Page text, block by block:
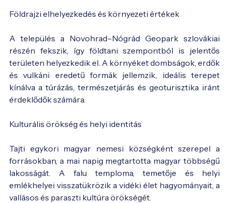
Földrajzi elhelyezkedés és környezeti értékek
A település a Novohrad–Nógrád Geopark szlovákiai
részén fekszik, így földtani szempontból is jelentős
területen helyezkedik el. A környéket dombságok, erdők
és vulkáni eredetű formák jellemzik, ideális terepet
kínálva a túrázás, természetjárás és geoturisztika iránt
érdeklődők számára.
Kulturális örökség és helyi identitás
Tajti egykori magyar nemesi községként szerepel a
forrásokban, a mai napig megtartotta magyar többségű
lakosságát. A falu temploma, temetője és helyi
emlékhelyei visszatükrözik a vidéki élet hagyományait, a
vallásos és paraszti kultúra örökségét.